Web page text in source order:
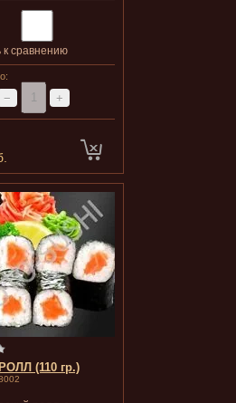
к сравнению
− +
(110 гр.)